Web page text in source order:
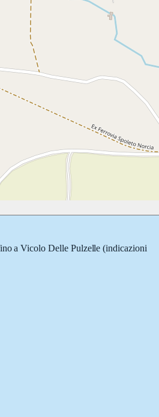
aVicolo Delle Pulzelle (indicazioni